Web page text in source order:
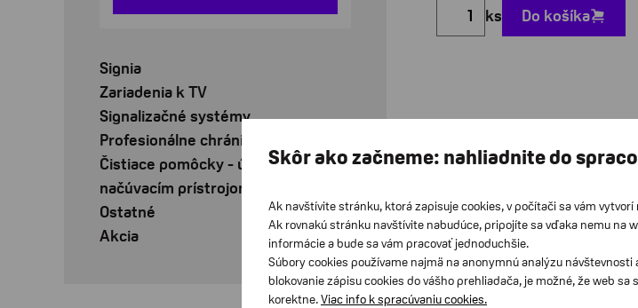
Signia
Zariadenia k TV
Signalizačné systémy
Profesionálne chrániče sluchu
Čistiace pomôcky - údržba k
načúvacím prístrojom
Ostatné
Akcia
ks Do košíka
filtrov.
Ochranné filtre sú určené
zvukovodové a závesné
prístroje s reproduktorom
zvukovode alebo s tenkou
Skôr ako začneme: nahliadnite do
Ak navštívite stránku, ktorá zapisuje cookies, v počítači sa vám
Ak rovnakú stránku navštívite nabudúce, pripojíte sa vďaka nemu na
informácie a bude sa vám pracovať jednoduchšie.
Súbory cookies používame najmä na anonymnú analýzu
blokovanie zápisu cookies do vášho prehliadača, je možné, že web
korektne.Viac info k spracúvaniu cookies.